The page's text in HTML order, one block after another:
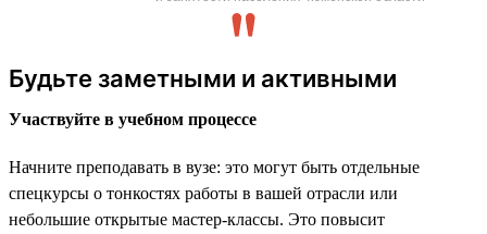
Будьте заметными и активными
Участвуйте в учебном процессе
Начните преподавать в вузе: это могут быть отдельные
спецкурсы о тонкостях работы в вашей отрасли или
небольшие открытые мастер-классы. Это повысит